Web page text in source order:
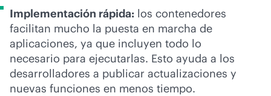
Implementación rápida: los contenedores
facilitan mucho la puesta en marcha de
aplicaciones, ya que incluyen todo lo
necesario para ejecutarlas. Esto ayuda a los
desarrolladores a publicar actualizaciones y
nuevas funciones en menos tiempo.